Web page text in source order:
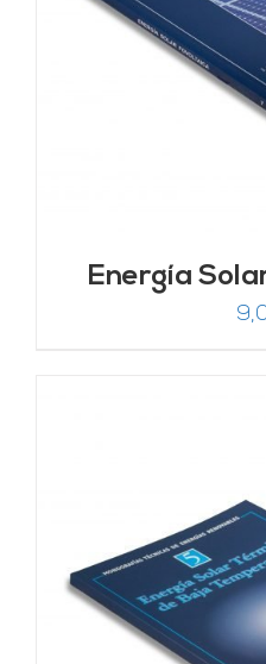
Energía